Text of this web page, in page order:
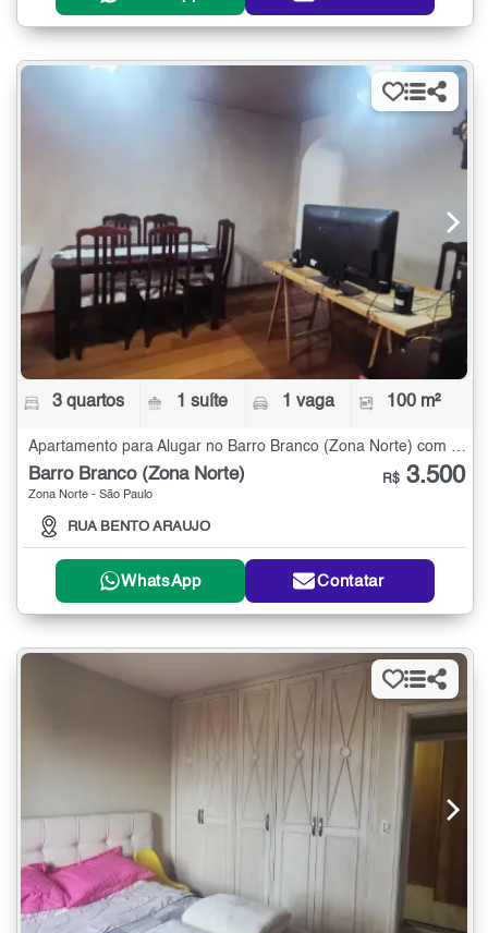
3 quartos 1 suíte 1 vaga 100 m²
Apartamento para Alugar no Barro Branco (Zona Norte) com 3 quartos - 100 m²
Barro Branco (Zona Norte)
Zona Norte - São Paulo
RUA BENTO ARAUJO
R$ 3.500
WhatsApp Contatar